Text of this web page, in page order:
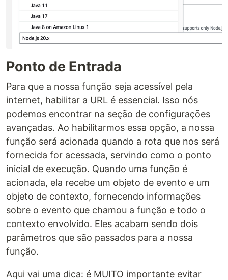
Ponto de Entrada
Para que a nossa função seja acessível pela
internet, habilitar a URL é essencial. Isso nós
podemos encontrar na seção de configurações
avançadas. Ao habilitarmos essa opção, a nossa
função será acionada quando a rota que nos será
fornecida for acessada, servindo como o ponto
inicial de execução. Quando uma função é
acionada, ela recebe um objeto de evento e um
objeto de contexto, fornecendo informações
sobre o evento que chamou a função e todo o
contexto envolvido. Eles acabam sendo dois
parâmetros que são passados para a nossa
função.
Aqui vai uma dica: é MUITO importante evitar